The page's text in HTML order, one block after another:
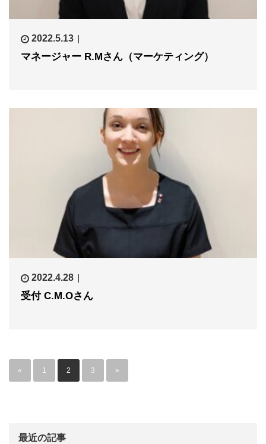
2022.5.13
マネージャー R.Mさん（マーケティング）
2022.4.28
受付 C.M.Oさん
« 1 2 3 »
最近の記事